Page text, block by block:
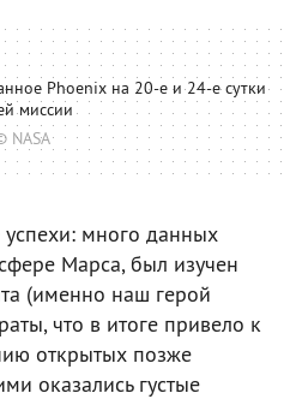
Phoenix на 20-е и 24-е сутки
миссии
NASA
много данных
Марса, был изучен
(именно наш герой
что в итоге привело к
открытых позже
оказались густые